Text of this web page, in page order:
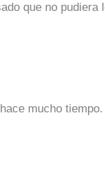
que no pudiera
mucho